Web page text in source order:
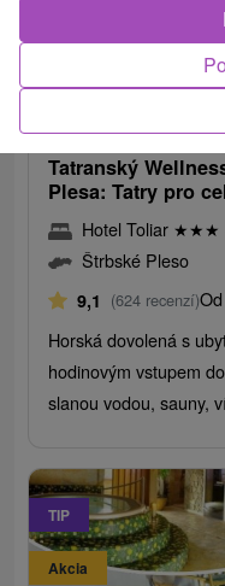
Tatranský
Plesa: Tatry pro
Hotel Toliar ★★★
Štrbské Pleso
9,1 (624 recenzí)
Horská dovolená s
hodinovým vstupem
slanou vodou, sauny,
TIP
Akcia